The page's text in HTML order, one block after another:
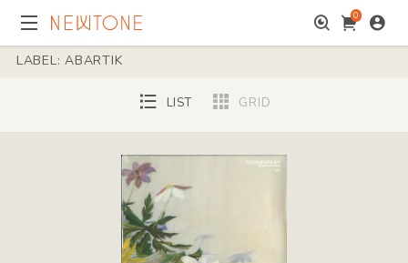
0
LABEL: ABARTIK
LIST GRID